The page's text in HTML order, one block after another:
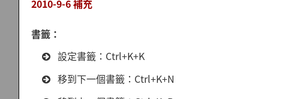
2010-9-6 補充
書籤：
設定書籤：Ctrl+K+K
移到下一個書籤：Ctrl+K+N